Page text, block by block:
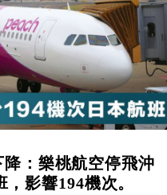
回穩 全周仍升近2%
「反」斗城亞洲CEO蔡德
連挫7周創逾3年最長跌勢
口增近24%勝預期 貿易順
日圓 4月單日斥6.28萬億
降：樂桃航空停飛沖
影響194機次。